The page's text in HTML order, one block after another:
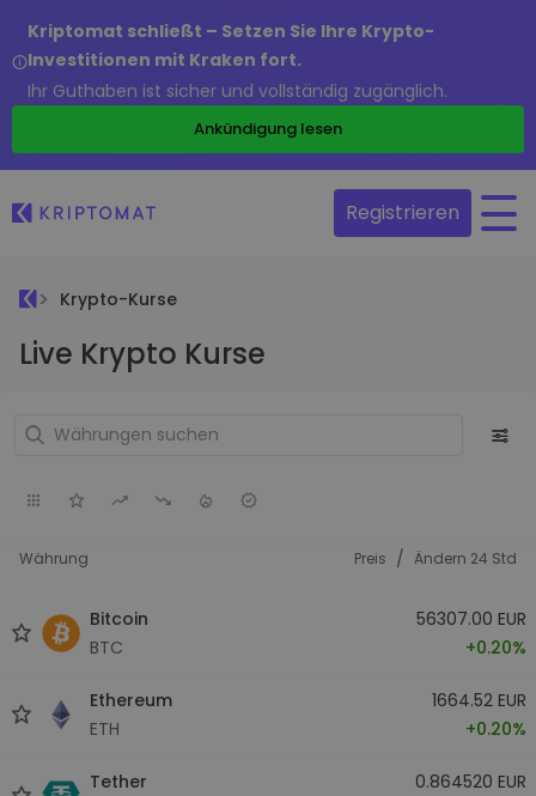
Kriptomat schließt – Setzen Sie Ihre Krypto-
Investitionen mit Kraken fort.
Ihr Guthaben ist sicher und vollständig zugänglich.
Ankündigung lesen
Registrieren
Krypto-Kurse
Live Krypto Kurse
Währung Preis / Ändern 24 Std
Bitcoin
BTC
56307.00 EUR
+0.20%
Ethereum
ETH
1664.52 EUR
+0.20%
Tether
0.864520 EUR